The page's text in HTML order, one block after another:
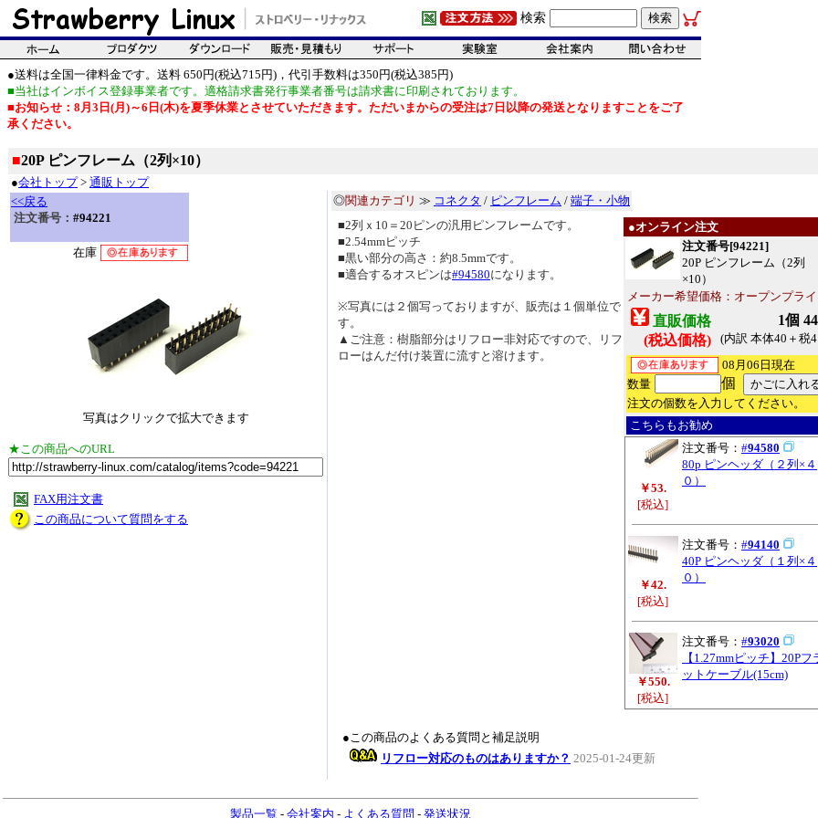
検索
●送料は全国一律料金です。送料 650円(税込715円)，代引手数料は350円(税込385円)
■当社はインボイス登録事業者です。適格請求書発行事業者番号は請求書に印刷されております。
■お知らせ：8月3日(月)～6日(木)を夏季休業とさせていただきます。ただいまからの受注は7日以降の発送となりますことをご了
承ください。
■20P ピンフレーム（2列×10）
●会社トップ> 通販トップ
<<戻る
注文番号： #94221
在庫
写真はクリックで拡大できます
★この商品へのURL
FAX用注文書
この商品について質問をする
◎関連カテゴリ ≫ コネクタ / ピンフレーム / 端子・小物
●オンライン注文
注文番号[94221]
20P ピンフレーム（2列
×10）
メーカー希望価格：オープンプラ
直販価格
(税込価格)
1個
(内訳 本体40＋税
08月06日現在
数量
個
注文の個数を入力してください。
こちらもお勧め
￥53.
[税込]
注文番号： #94580
80p ピンヘッダ（２列×４
０）
￥42.
[税込]
注文番号： #94140
40P ピンヘッダ（１列×４
０）
￥550.
[税込]
注文番号： #93020
【1.27mmピッチ】20Pフ
ットケーブル(15cm)
■2列ｘ10＝20ピンの汎用ピンフレームです。
■2.54mmピッチ
■黒い部分の高さ：約8.5mmです。
■適合するオスピンは#94580になります。
※写真には２個写っておりますが、販売は１個単位で
す。
▲ご注意：樹脂部分はリフロー非対応ですので、リフ
ローはんだ付け装置に流すと溶けます。
●この商品のよくある質問と補足説明
リフロー対応のものはありますか？ 2025-01-24更新
製品一覧 - 会社案内 - よくある質問 - 発送状況